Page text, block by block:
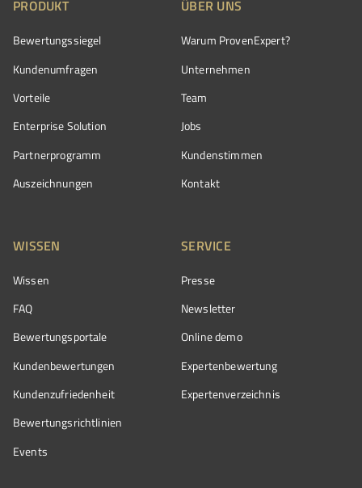
PRODUKT
Bewertungssiegel
Kundenumfragen
Vorteile
Enterprise Solution
Partnerprogramm
Auszeichnungen
ÜBER UNS
Warum ProvenExpert?
Unternehmen
Team
Jobs
Kundenstimmen
Kontakt
WISSEN
Wissen
FAQ
Bewertungsportale
Kundenbewertungen
Kundenzufriedenheit
Bewertungs­richtlinien
Events
SERVICE
Presse
Newsletter
Online demo
Expertenbewertung
Expertenverzeichnis